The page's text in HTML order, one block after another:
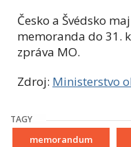
Česko a Švédsko
memoranda do 31.
zpráva MO.
Zdroj: Ministerstvo
TAGY
memorandum